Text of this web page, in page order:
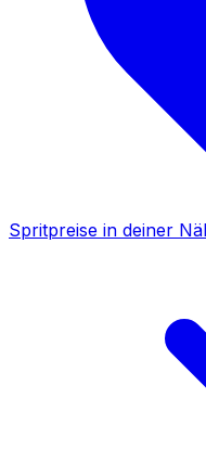
Spritpreise in deiner